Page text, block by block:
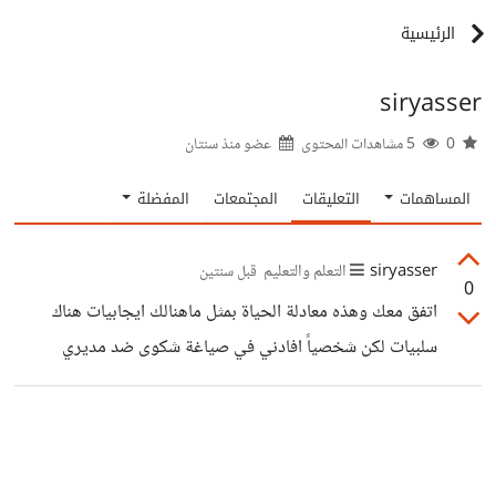
الرئيسية
siryasser
عضو منذسنتان
المساهمات التعليقات المجتمعات المفضلة
0
siryasser التعلم والتعليم قبل سنتين
اتفق معك وهذه معادلة الحياة بمثل ماهنالك ايجابيات هناك
سلبيات لكن شخصياً افادني في صياغة شكوى ضد مديري
المتعجرف بكل احترافية وبفضله تم نقلي قسم اخر وترقيتي